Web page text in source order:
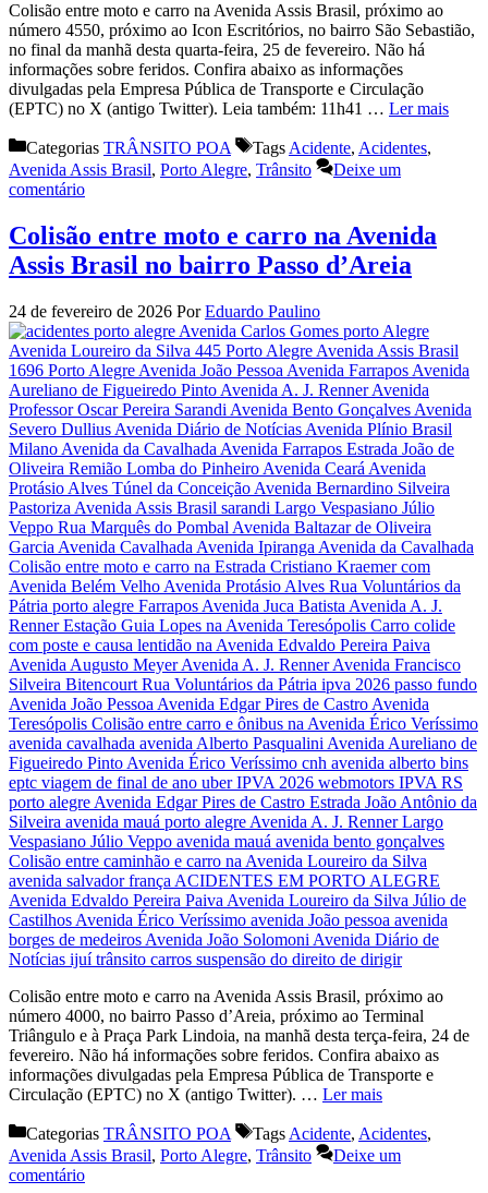
Colisão entre moto e carro na Avenida Assis Brasil, próximo ao
número 4550, próximo ao Icon Escritórios, no bairro São Sebastião,
no final da manhã desta quarta-feira, 25 de fevereiro. Não há
informações sobre feridos. Confira abaixo as informações
divulgadas pela Empresa Pública de Transporte e Circulação
(EPTC) no X (antigo Twitter). Leia também: 11h41 … Ler mais
Categorias TRÂNSITO POA Tags Acidente, Acidentes,
Avenida Assis Brasil, Porto Alegre, Trânsito
Deixe um
comentário
Colisão entre moto e carro na Avenida
Assis Brasil no bairro Passo d’Areia
24 de fevereiro de 2026 PorEduardo Paulino
Colisão entre moto e carro na Avenida Assis Brasil, próximo ao
número 4000, no bairro Passo d’Areia, próximo ao Terminal
Triângulo e à Praça Park Lindoia, na manhã desta terça-feira, 24 de
fevereiro. Não há informações sobre feridos. Confira abaixo as
informações divulgadas pela Empresa Pública de Transporte e
Circulação (EPTC) no X (antigo Twitter). … Ler mais
Categorias TRÂNSITO POA Tags Acidente, Acidentes,
Avenida Assis Brasil, Porto Alegre, Trânsito
Deixe um
comentário